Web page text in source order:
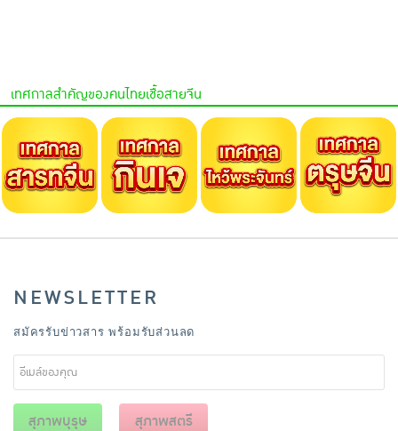
เทศกาลสำคัญของคนไทยเชื้อสายจีน
NEWSLETTER
สมัครรับข่าวสาร พร้อมรับส่วนลด
สุภาพบุรุษ สุภาพสตรี